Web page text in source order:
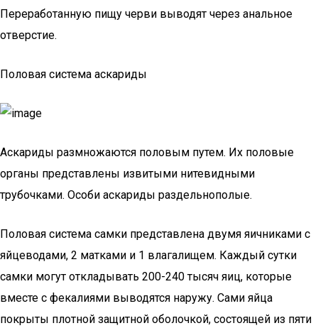
Переработанную пищу черви выводят через анальное
отверстие.
Половая система аскариды
Аскариды размножаются половым путем. Их половые
органы представлены извитыми нитевидными
трубочками. Особи аскариды раздельнополые.
Половая система самки представлена двумя яичниками с
яйцеводами, 2 матками и 1 влагалищем. Каждый сутки
самки могут откладывать 200-240 тысяч яиц, которые
вместе с фекалиями выводятся наружу. Сами яйца
покрыты плотной защитной оболочкой, состоящей из пяти